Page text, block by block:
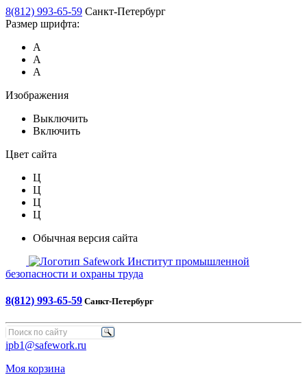
8(812) 993-65-59 Санкт-Петербург
Размер шрифта:
А
А
А
Изображения
Выключить
Включить
Цвет сайта
Ц
Ц
Ц
Ц
Обычная версия сайта
Safework Институт промышленной
безопасности и охраны труда
8(812) 993-65-59 Санкт-Петербург
ipb1@safework.ru
Моя корзина